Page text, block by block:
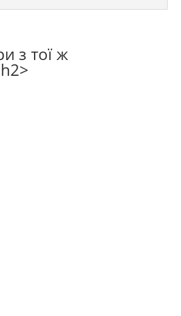
з тої ж